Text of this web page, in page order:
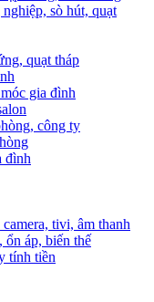
sò hút, quạt
quạt tháp
gia đình
công ty
đình
tivi, âm thanh
ổn áp, biến thế
tính tiền